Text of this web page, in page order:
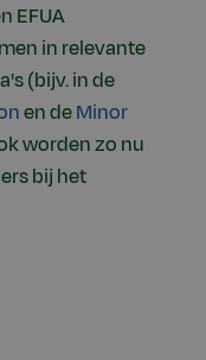
EFUA
in relevante
(bijv. in de
en deMinor
worden zo nu
bij het